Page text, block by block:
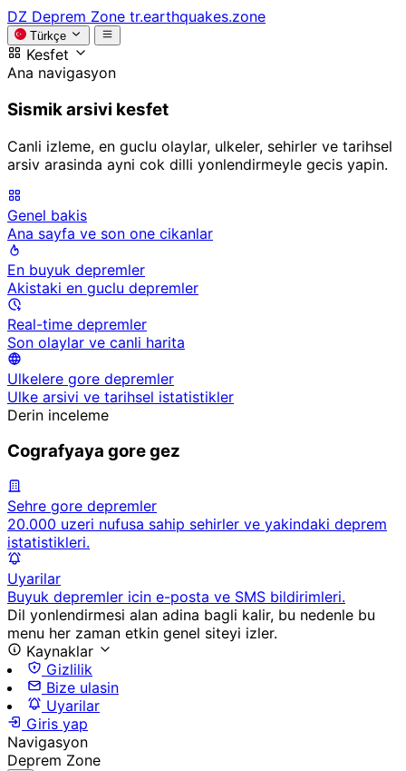
DZ Deprem Zone tr.earthquakes.zone
Türkçe
Kesfet
Ana navigasyon
Sismik arsivi kesfet
Canli izleme, en guclu olaylar, ulkeler, sehirler ve tarihsel
arsiv arasinda ayni cok dilli yonlendirmeyle gecis yapin.
Genel bakis
Ana sayfa ve son one cikanlar
En buyuk depremler
Akistaki en guclu depremler
Real-time depremler
Son olaylar ve canli harita
Ulkelere gore depremler
Ulke arsivi ve tarihsel istatistikler
Derin inceleme
Cografyaya gore gez
Sehre gore depremler
20.000 uzeri nufusa sahip sehirler ve yakindaki deprem
istatistikleri.
Uyarilar
Buyuk depremler icin e-posta ve SMS bildirimleri.
Dil yonlendirmesi alan adina bagli kalir, bu nedenle bu
menu her zaman etkin genel siteyi izler.
Kaynaklar
Gizlilik
Bize ulasin
Uyarilar
Giris yap
Navigasyon
Deprem Zone